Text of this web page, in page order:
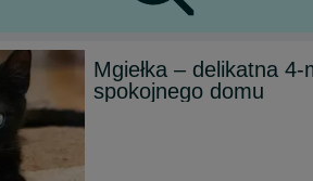
Mgiełka – delikatna
spokojnego domu